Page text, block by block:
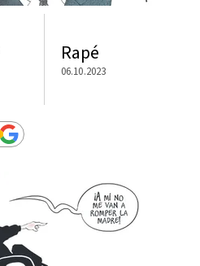
Rapé
06.10.2023